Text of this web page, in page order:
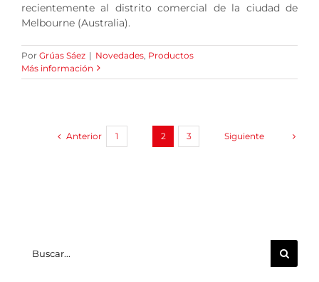
recientemente al distrito comercial de la ciudad de
Melbourne (Australia).
Por Grúas Sáez | Novedades Productos
Más información
Anterior 1 2 3 Siguiente